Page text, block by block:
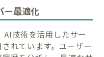
ー最適化
技術を活用したサー
れています。ユーザー